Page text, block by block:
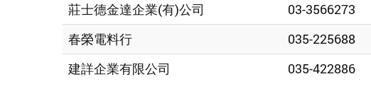
莊士德金達企業(有)公司
03-3566273
春榮電料行
035-225688
建詳企業有限公司
035-422886